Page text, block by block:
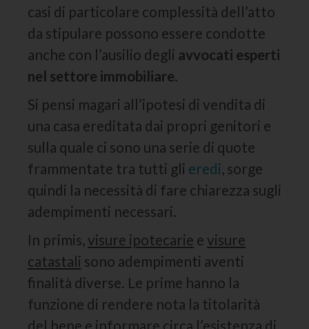
casi di particolare complessità dell’atto
da stipulare possono essere condotte
anche con l’ausilio degli avvocati esperti
nel settore immobiliare.
Si pensi magari all’ipotesi di vendita di
una casa ereditata dai propri genitori e
sulla quale ci sono una serie di quote
frammentate tra tutti gli eredi, sorge
quindi la necessità di fare chiarezza sugli
adempimenti necessari.
In primis, visure ipotecarie e visure
catastali sono adempimenti aventi
finalità diverse. Le prime hanno la
funzione di rendere nota la titolarità
del bene e informare circa l’esistenza di